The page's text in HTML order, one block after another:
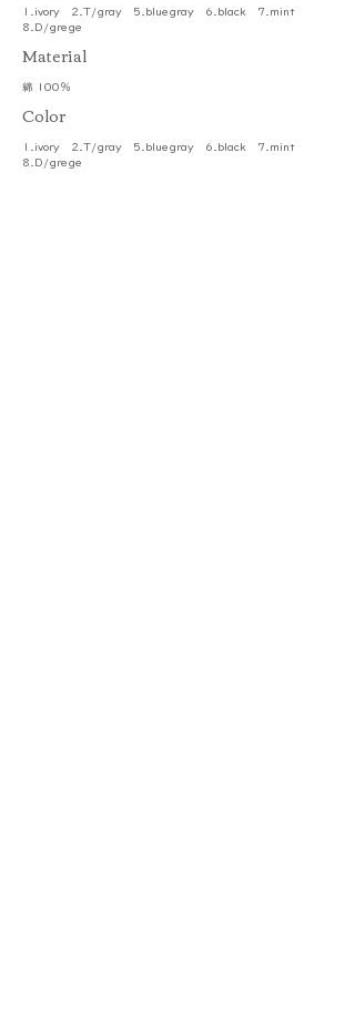
1.ivory 2.T/gray 5.bluegray 6.black 7.mint
8.D/grege
​Material
綿 100％
Color
1.ivory 2.T/gray 5.bluegray 6.black 7.mint
8.D/grege